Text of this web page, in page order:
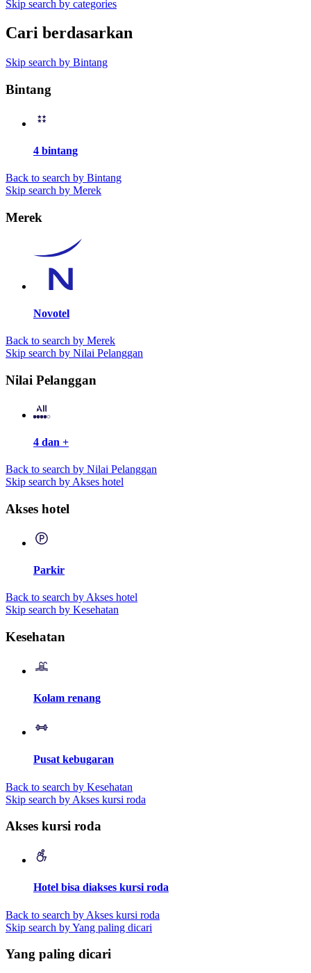
Skip search by categories
Cari berdasarkan
Skip search by Bintang
Bintang
4 bintang
Back to search by Bintang
Skip search by Merek
Merek
Novotel
Back to search by Merek
Skip search by Nilai Pelanggan
Nilai Pelanggan
4 dan +
Back to search by Nilai Pelanggan
Skip search by Akses hotel
Akses hotel
Parkir
Back to search by Akses hotel
Skip search by Kesehatan
Kesehatan
Kolam renang
Pusat kebugaran
Back to search by Kesehatan
Skip search by Akses kursi roda
Akses kursi roda
Hotel bisa diakses kursi roda
Back to search by Akses kursi roda
Skip search by Yang paling dicari
Yang paling dicari